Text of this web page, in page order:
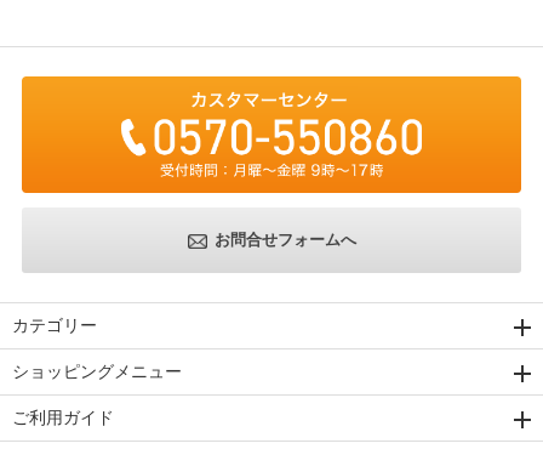
お問合せフォームへ
カテゴリー
ショッピングメニュー
ご利用ガイド